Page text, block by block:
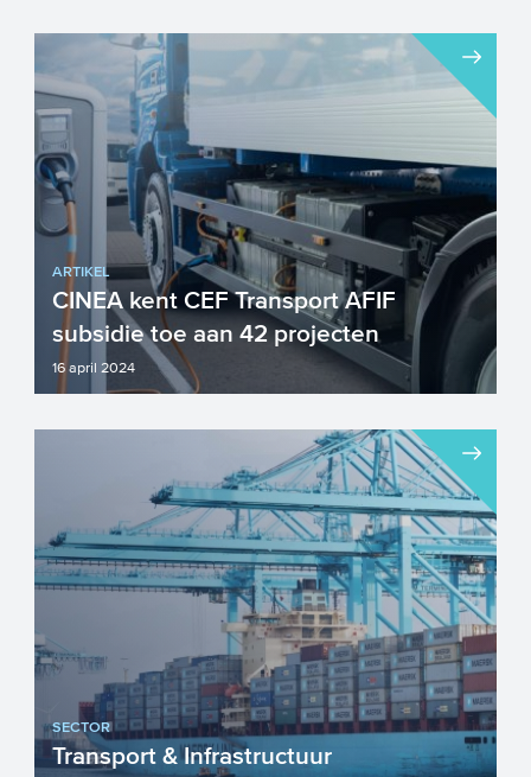
ARTIKEL
CINEA kent CEF Transport AFIF
subsidie toe aan 42 projecten
16 april 2024
CINEA, het Europees agentschap voor
Klimaat, Infrastructuur en Milieu, heeft de
projecten geselectee...
SECTOR
Transport & Infrastructuur